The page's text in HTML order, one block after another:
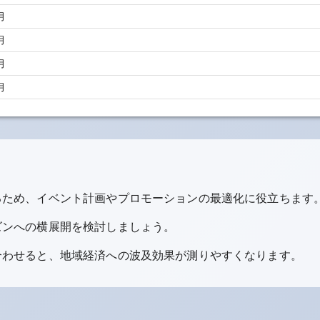
め、イベント計画やプロモーションの最適化に役立ちます。
への横展開を検討しましょう。
せると、地域経済への波及効果が測りやすくなります。